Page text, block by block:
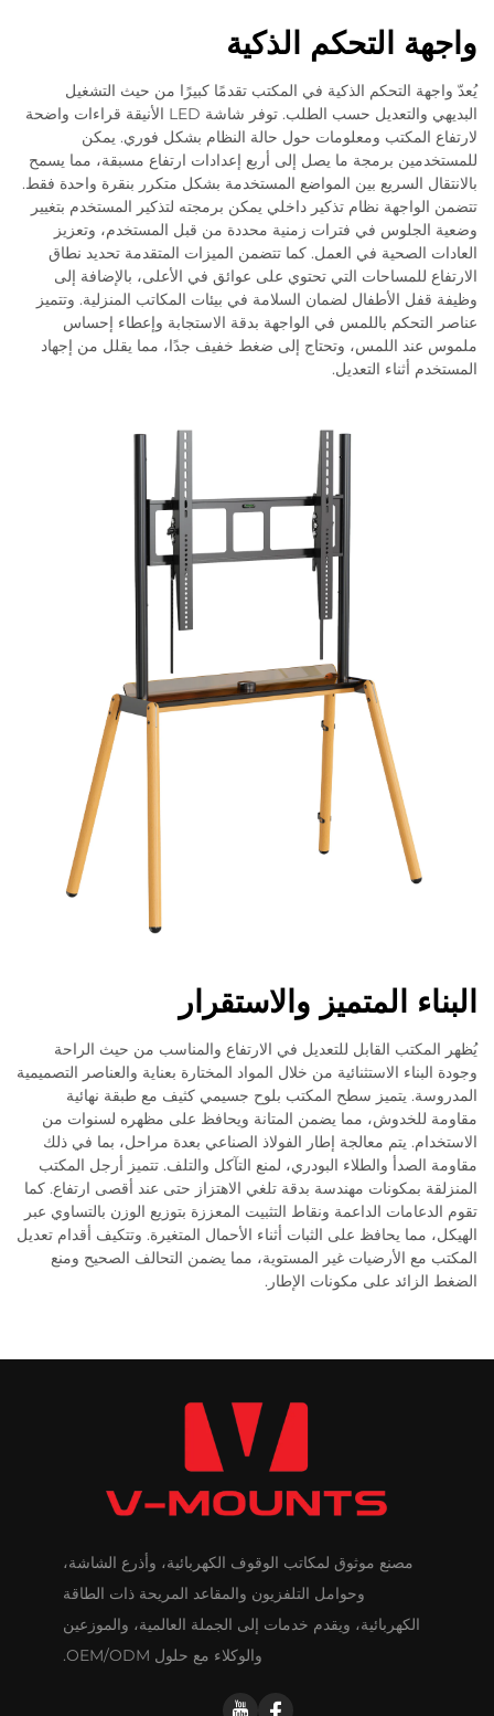
واجهة التحكم الذكية
يُعدّ واجهة التحكم الذكية في المكتب تقدمًا كبيرًا من حيث التشغيل
البديهي والتعديل حسب الطلب. توفر شاشة LED الأنيقة قراءات واضحة
لارتفاع المكتب ومعلومات حول حالة النظام بشكل فوري. يمكن
للمستخدمين برمجة ما يصل إلى أربع إعدادات ارتفاع مسبقة، مما يسمح
بالانتقال السريع بين المواضع المستخدمة بشكل متكرر بنقرة واحدة فقط.
تتضمن الواجهة نظام تذكير داخلي يمكن برمجته لتذكير المستخدم بتغيير
وضعية الجلوس في فترات زمنية محددة من قبل المستخدم، وتعزيز
العادات الصحية في العمل. كما تتضمن الميزات المتقدمة تحديد نطاق
الارتفاع للمساحات التي تحتوي على عوائق في الأعلى، بالإضافة إلى
وظيفة قفل الأطفال لضمان السلامة في بيئات المكاتب المنزلية. وتتميز
عناصر التحكم باللمس في الواجهة بدقة الاستجابة وإعطاء إحساس
ملموس عند اللمس، وتحتاج إلى ضغط خفيف جدًا، مما يقلل من إجهاد
المستخدم أثناء التعديل.
البناء المتميز والاستقرار
يُظهر المكتب القابل للتعديل في الارتفاع والمناسب من حيث الراحة
وجودة البناء الاستثنائية من خلال المواد المختارة بعناية والعناصر التصميمية
المدروسة. يتميز سطح المكتب بلوح جسيمي كثيف مع طبقة نهائية
مقاومة للخدوش، مما يضمن المتانة ويحافظ على مظهره لسنوات من
الاستخدام. يتم معالجة إطار الفولاذ الصناعي بعدة مراحل، بما في ذلك
مقاومة الصدأ والطلاء البودري، لمنع التآكل والتلف. تتميز أرجل المكتب
المنزلقة بمكونات مهندسة بدقة تلغي الاهتزاز حتى عند أقصى ارتفاع. كما
تقوم الدعامات الداعمة ونقاط التثبيت المعززة بتوزيع الوزن بالتساوي عبر
الهيكل، مما يحافظ على الثبات أثناء الأحمال المتغيرة. وتتكيف أقدام تعديل
المكتب مع الأرضيات غير المستوية، مما يضمن التحالف الصحيح ومنع
الضغط الزائد على مكونات الإطار.
مصنع موثوق لمكاتب الوقوف الكهربائية، وأذرع الشاشة،
وحوامل التلفزيون والمقاعد المريحة ذات الطاقة
الكهربائية، ويقدم خدمات إلى الجملة العالمية، والموزعين
والوكلاء مع حلول OEM/ODM.